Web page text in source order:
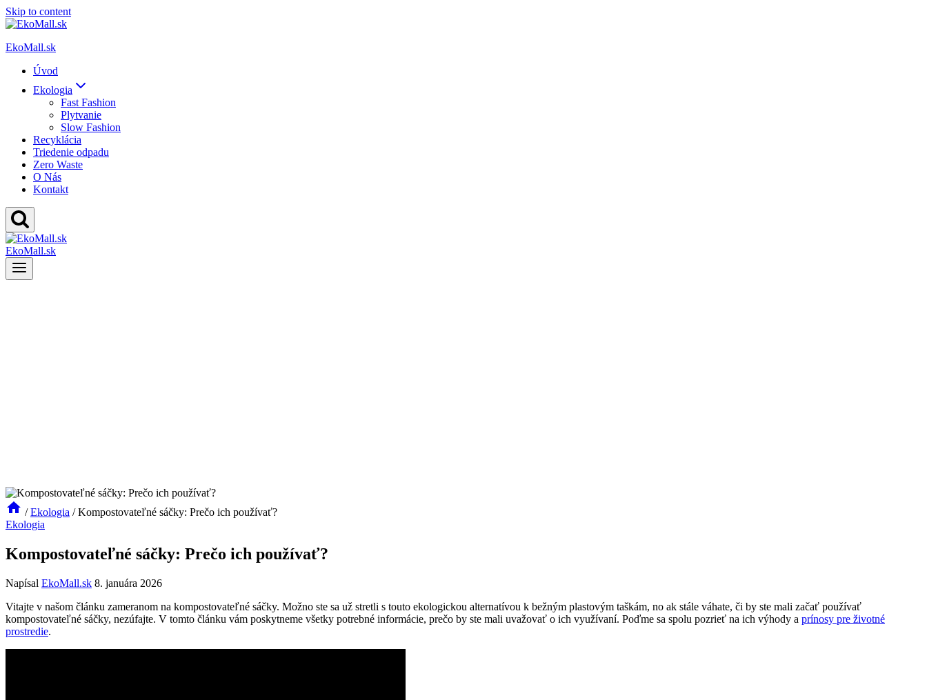
Skip to content
EkoMall.sk
Úvod
Ekologia
Fast Fashion
Plytvanie
Slow Fashion
Recyklácia
Triedenie odpadu
Zero Waste
O Nás
Kontakt
EkoMall.sk
/ Ekologia / Kompostovateľné sáčky: Prečo ich používať?
Ekologia
Kompostovateľné sáčky: Prečo ich používať?
Napísal EkoMall.sk 8. januára 2026
Vitajte v našom článku zameranom na kompostovateľné sáčky. Možno ste sa už stretli s touto ekologickou alternatívou k bežným plastovým taškám, no ak stále váhate, či by ste mali začať používať
kompostovateľné sáčky, nezúfajte. V tomto článku vám poskytneme všetky potrebné informácie, prečo by ste mali uvažovať o ich využívaní. Poďme sa spolu pozrieť na ich výhody a prínosy pre životné
prostredie.